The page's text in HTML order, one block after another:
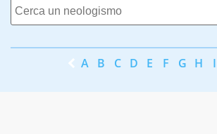
A B C D E F G H I